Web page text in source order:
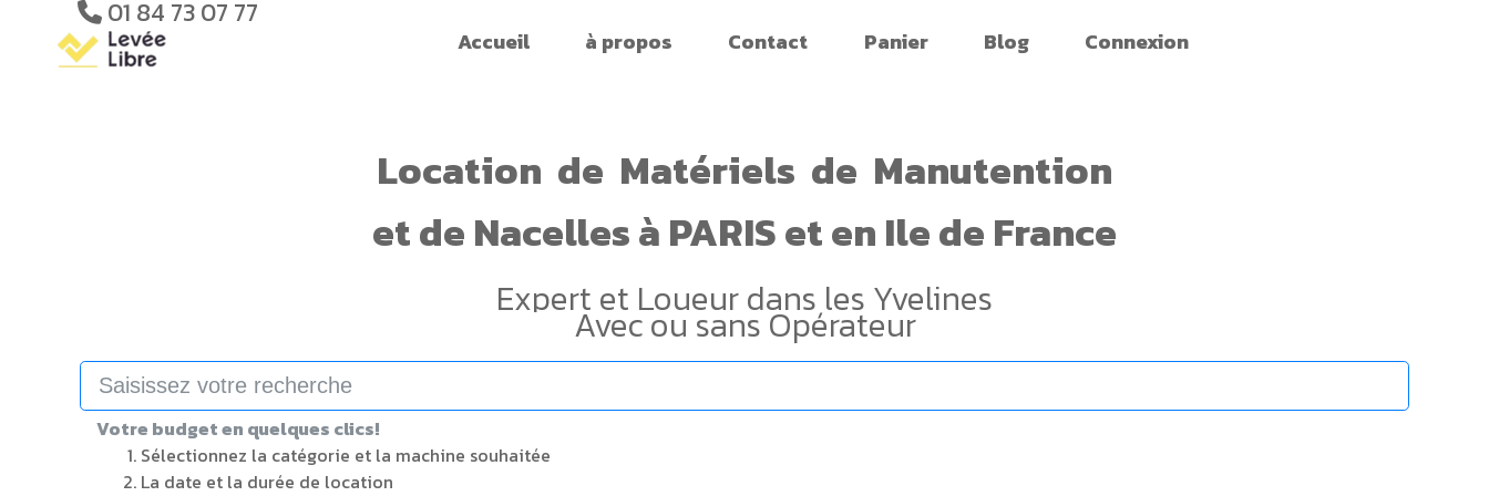
01 84 73 07 77
Accueil à propos Contact Panier Blog Connexion
Location de Matériels de Manutention
et deNacellesà PARISet en Ile de France
Expert et Loueur dans les Yvelines
Avec ou sans Opérateur
Votre budget en quelques clics!
Sélectionnez la catégorie et la machine souhaitée
La date et la durée de location